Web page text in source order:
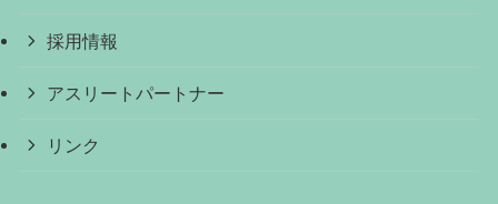
採用情報
アスリートパートナー
リンク